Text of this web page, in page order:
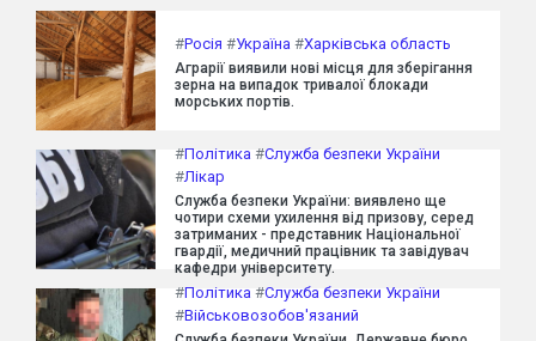
#Росія #Україна #Харківська область
Аграрії виявили нові місця для зберігання
зерна на випадок тривалої блокади
морських портів.
#Політика #Служба безпеки України
#Лікар
Служба безпеки України: виявлено ще
чотири схеми ухилення від призову, серед
затриманих - представник Національної
гвардії, медичний працівник та завідувач
кафедри університету.
#Політика #Служба безпеки України
#Військовозобов'язаний